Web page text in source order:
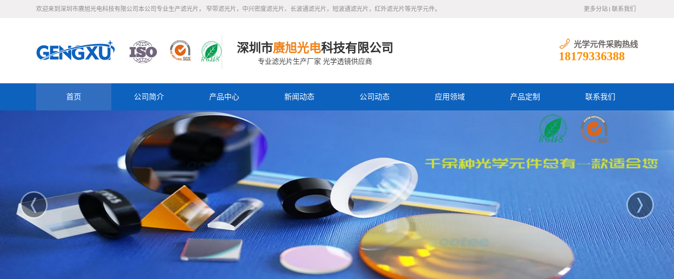
欢迎来到深圳市赓旭光电科技有限公司本公司专业生产滤光片， 窄带滤光片，中兴密度滤光片、长波通滤光片，短波通滤光片，红外滤光片等光学元件。 更多分站 联系我们
深圳市赓旭光电科技有限公司
专业滤光片生产厂家 光学透镜供应商
光学元件采购热线
18179336388
首页 公司简介 产品中心 新闻动态 公司动态 应用领域 产品定制 联系我们